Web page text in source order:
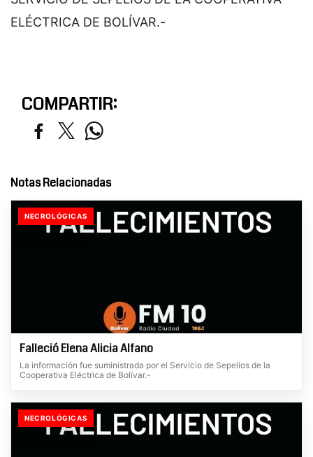
ELÉCTRICA DE BOLÍVAR.-
COMPARTIR:
Notas Relacionadas
NECROLÓGICAS
Falleció Elena Alicia Alfano
La información fue suministrada por el Servicio de Sepelios de la
Cooperativa Eléctrica de Bolívar.-
NECROLÓGICAS